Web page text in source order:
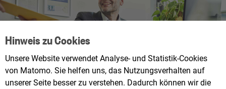
Hinweis zu Cookies
Unsere Website verwendet Analyse- und Statistik-Cookies
von Matomo. Sie helfen uns, das Nutzungsverhalten auf
unserer Seite besser zu verstehen. Dadurch können wir die